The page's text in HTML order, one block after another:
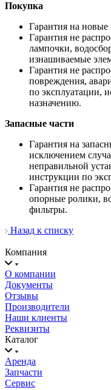
Покупка
Гарантия на новые
Гарантия не
лампочки,
изнашиваемые
Гарантия не
повреждения,
по эксплуатации,
назначению.
Запасные части
Гарантия на
исключением
неправильной
инструкции по
Гарантия не
опорные ролики,
фильтры.
Назад к списку
Компания
О компании
Документы
Отзывы
Производители
Наши клиенты
Реквизиты
Каталог
Аренда
Запчасти
Сервис